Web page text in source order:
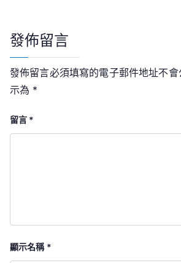
發佈留言
發佈留言必須填寫的電子郵件地址不會
示為 *
留言 *
顯示名稱 *